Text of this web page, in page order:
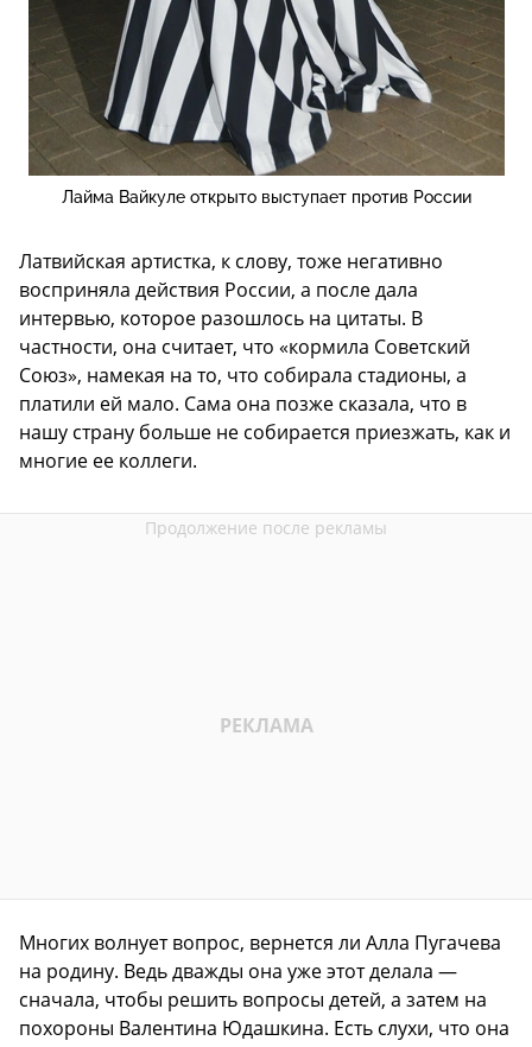
Лайма Вайкуле открыто выступает против России
Латвийская артистка, к слову, тоже негативно
восприняла действия России, а после дала
интервью, которое разошлось на цитаты. В
частности, она считает, что «кормила Советский
Союз», намекая на то, что собирала стадионы, а
платили ей мало. Сама она позже сказала, что в
нашу страну больше не собирается приезжать, как и
многие ее коллеги.
Многих волнует вопрос, вернется ли Алла Пугачева
на родину. Ведь дважды она уже этот делала —
сначала, чтобы решить вопросы детей, а затем на
похороны Валентина Юдашкина. Есть слухи, что она